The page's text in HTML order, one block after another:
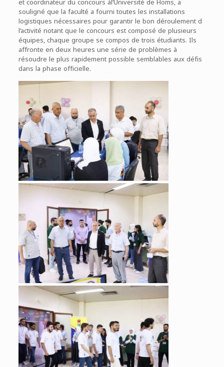
souligné que la faculté a fourni toutes les installations
logistiques nécessaires pour garantir le bon déroulement d
l’activité notant que le concours est composé de plusieurs
équipes, chaque groupe se compos de trois étudiants. Ils
affronte en deux heures une série de problèmes à
résoudre le plus rapidement possible semblables aux défis
dans la phase officielle.